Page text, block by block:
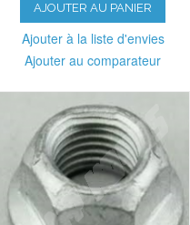
AJOUTER AU PANIER
Ajouter à la liste d'envies
Ajouter au comparateur